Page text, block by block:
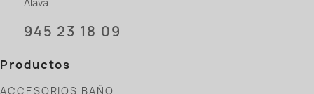
945 23 18 09
Productos
ACCESORIOS BAÑO